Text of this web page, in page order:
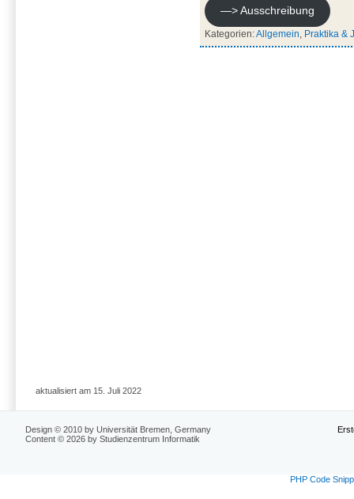
—> Ausschreibung
Kategorien:Allgemein, Praktika &
aktualisiert am 15. Juli 2022
Design © 2010 by Universität Bremen, Germany
Content © 2026 by Studienzentrum Informatik
PHP Code